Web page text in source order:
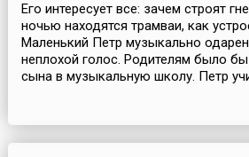
Его интересует все: зачем строят
ночью находятся трамваи, как
Маленький Петр музыкально
неплохой голос. Родителям было бы
сына в музыкальную школу. Петр